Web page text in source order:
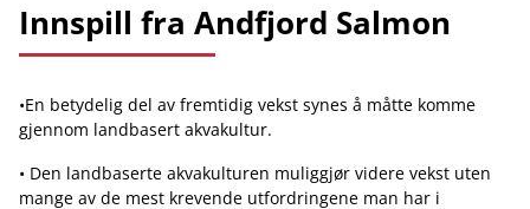
Innspill fra Andfjord Salmon
•En betydelig del av fremtidig vekst synes å måtte komme
gjennom landbasert akvakultur.
• Den landbaserte akvakulturen muliggjør videre vekst uten
mange av de mest krevende utfordringene man har i